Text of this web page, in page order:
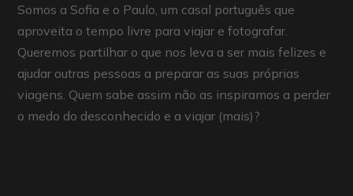
Somos a Sofia e o Paulo, um casal português que
aproveita o tempo livre para viajar e fotografar.
Queremos partilhar o que nos leva a ser mais felizes e
ajudar outras pessoas a preparar as suas próprias
viagens. Quem sabe assim não as inspiramos a perder
o medo do desconhecido e a viajar (mais)?